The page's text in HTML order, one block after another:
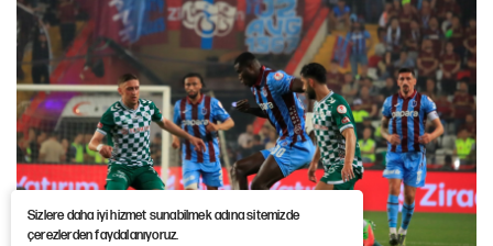
Sizlere daha iyi hizmet sunabilmek adına sitemizde
çerezlerden faydalanıyoruz.